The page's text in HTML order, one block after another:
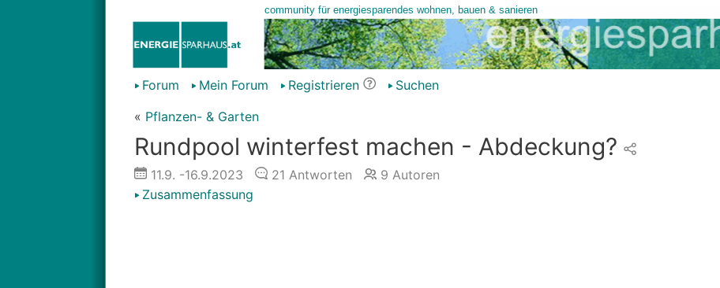
Forum Mein Forum Registrieren
Suchen
« Pflanzen- & Garten
Rundpool winterfest machen - Abdeckung?
11.9. -16.9.2023 21 Antworten 9 Autoren
Zusammenfassung